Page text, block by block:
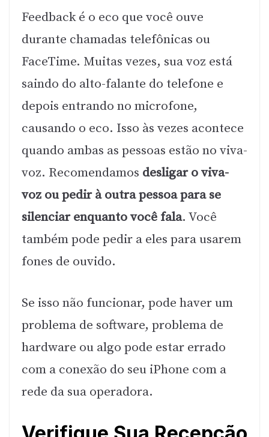
Feedback é o eco que você ouve
durante chamadas telefônicas ou
FaceTime. Muitas vezes, sua voz está
saindo do alto-falante do telefone e
depois entrando no microfone,
causando o eco. Isso às vezes acontece
quando ambas as pessoas estão no viva-
voz. Recomendamos desligar o viva-
voz ou pedir à outra pessoa para se
silenciar enquanto você fala. Você
também pode pedir a eles para usarem
fones de ouvido.
Se isso não funcionar, pode haver um
problema de software, problema de
hardware ou algo pode estar errado
com a conexão do seu iPhone com a
rede da sua operadora.